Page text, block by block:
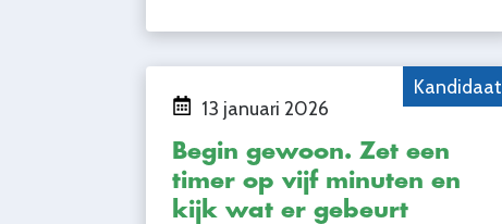
Kandidaat
13 januari 2026
Begin gewoon. Zet een
timer op vijf minuten en
kijk wat er gebeurt